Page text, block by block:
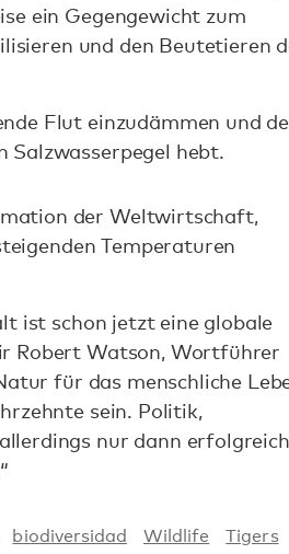
ein Gegengewicht zum
und den Beutetieren
Flut einzudämmen und
hebt.
der Weltwirtschaft,
Temperaturen
ist schon jetzt eine globale
Robert Watson, Wortführer
für das menschliche
sein. Politik,
nur dann erfolgreich
biodiversidad Wildlife Tigers